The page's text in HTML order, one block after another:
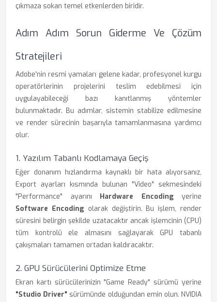
çıkmaza sokan temel etkenlerden biridir.
Adım Adım Sorun Giderme Ve Çözüm
Stratejileri
Adobe'nin resmi yamaları gelene kadar, profesyonel kurgu
operatörlerinin projelerini teslim edebilmesi için
uygulayabileceği bazı kanıtlanmış yöntemler
bulunmaktadır. Bu adımlar, sistemin stabilize edilmesine
ve render sürecinin başarıyla tamamlanmasına yardımcı
olur.
1. Yazılım Tabanlı Kodlamaya Geçiş
Eğer donanım hızlandırma kaynaklı bir hata alıyorsanız,
Export ayarları kısmında bulunan "Video" sekmesindeki
"Performance" ayarını Hardware Encoding yerine
Software Encoding olarak değiştirin. Bu işlem, render
süresini belirgin şekilde uzatacaktır ancak işlemcinin (CPU)
tüm kontrolü ele almasını sağlayarak GPU tabanlı
çakışmaları tamamen ortadan kaldıracaktır.
2. GPU Sürücülerini Optimize Etme
Ekran kartı sürücülerinizin "Game Ready" sürümü yerine
"Studio Driver" sürümünde olduğundan emin olun. NVIDIA